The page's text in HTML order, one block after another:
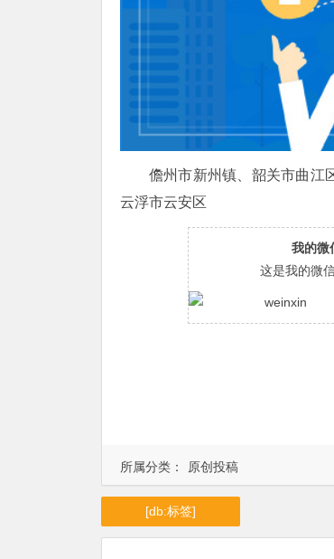
所属分类： 原创投稿
儋州市新州镇、韶关市曲江
云浮市云安区
我的微
这是我的微
[db:标签]